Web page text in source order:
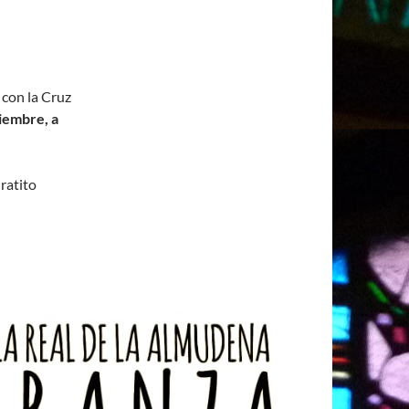
la Cruz
a
ratito